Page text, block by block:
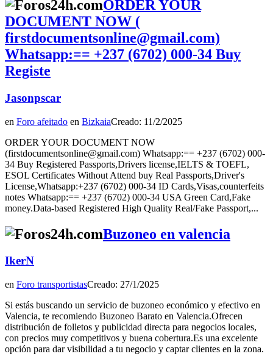
ORDER YOUR
DOCUMENT NOW (
firstdocumentsonline@gmail.com)
Whatsapp:== +237 (6702) 000‑34 Buy
Registe
Jasonpscar
en Foro afeitado en BizkaiaCreado: 11/2/2025
ORDER YOUR DOCUMENT NOW
(firstdocumentsonline@gmail.com) Whatsapp:== +237 (6702) 000-
34 Buy Registered Passports,Drivers license,IELTS & TOEFL,
ESOL Certificates Without Attend buy Real Passports,Driver's
License,Whatsapp:+237 (6702) 000-34 ID Cards,Visas,counterfeits
notes Whatsapp:== +237 (6702) 000-34 USA Green Card,Fake
money.Data-based Registered High Quality Real/Fake Passport,...
Buzoneo en valencia
IkerN
en Foro transportistasCreado: 27/1/2025
Si estás buscando un servicio de buzoneo económico y efectivo en
Valencia, te recomiendo Buzoneo Barato en Valencia.Ofrecen
distribución de folletos y publicidad directa para negocios locales,
con precios muy competitivos y buena cobertura.Es una excelente
opción para dar visibilidad a tu negocio y captar clientes en la zona.